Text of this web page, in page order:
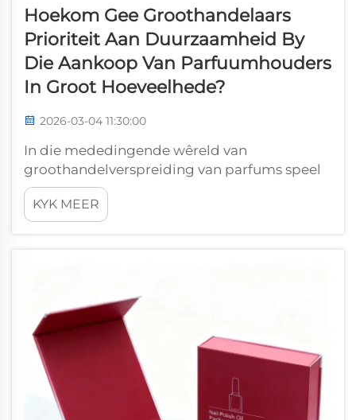
Hoekom Gee Groothandelaars
Prioriteit Aan Duurzaamheid By
Die Aankoop Van Parfuumhouders
In Groot Hoeveelhede?
2026-03-04 11:30:00
In die mededingende wêreld van
groothandelverspreiding van parfums speel
die integriteit van produkverpakking 'n
kritieke verskilmaker wat direk invloed op
besigheidsgeskiktheid het. Groothandelaars
KYK MEER